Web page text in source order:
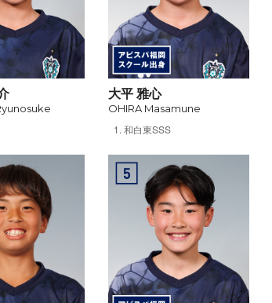
大平 雅心
OHIRA Masamune
和白東SSS